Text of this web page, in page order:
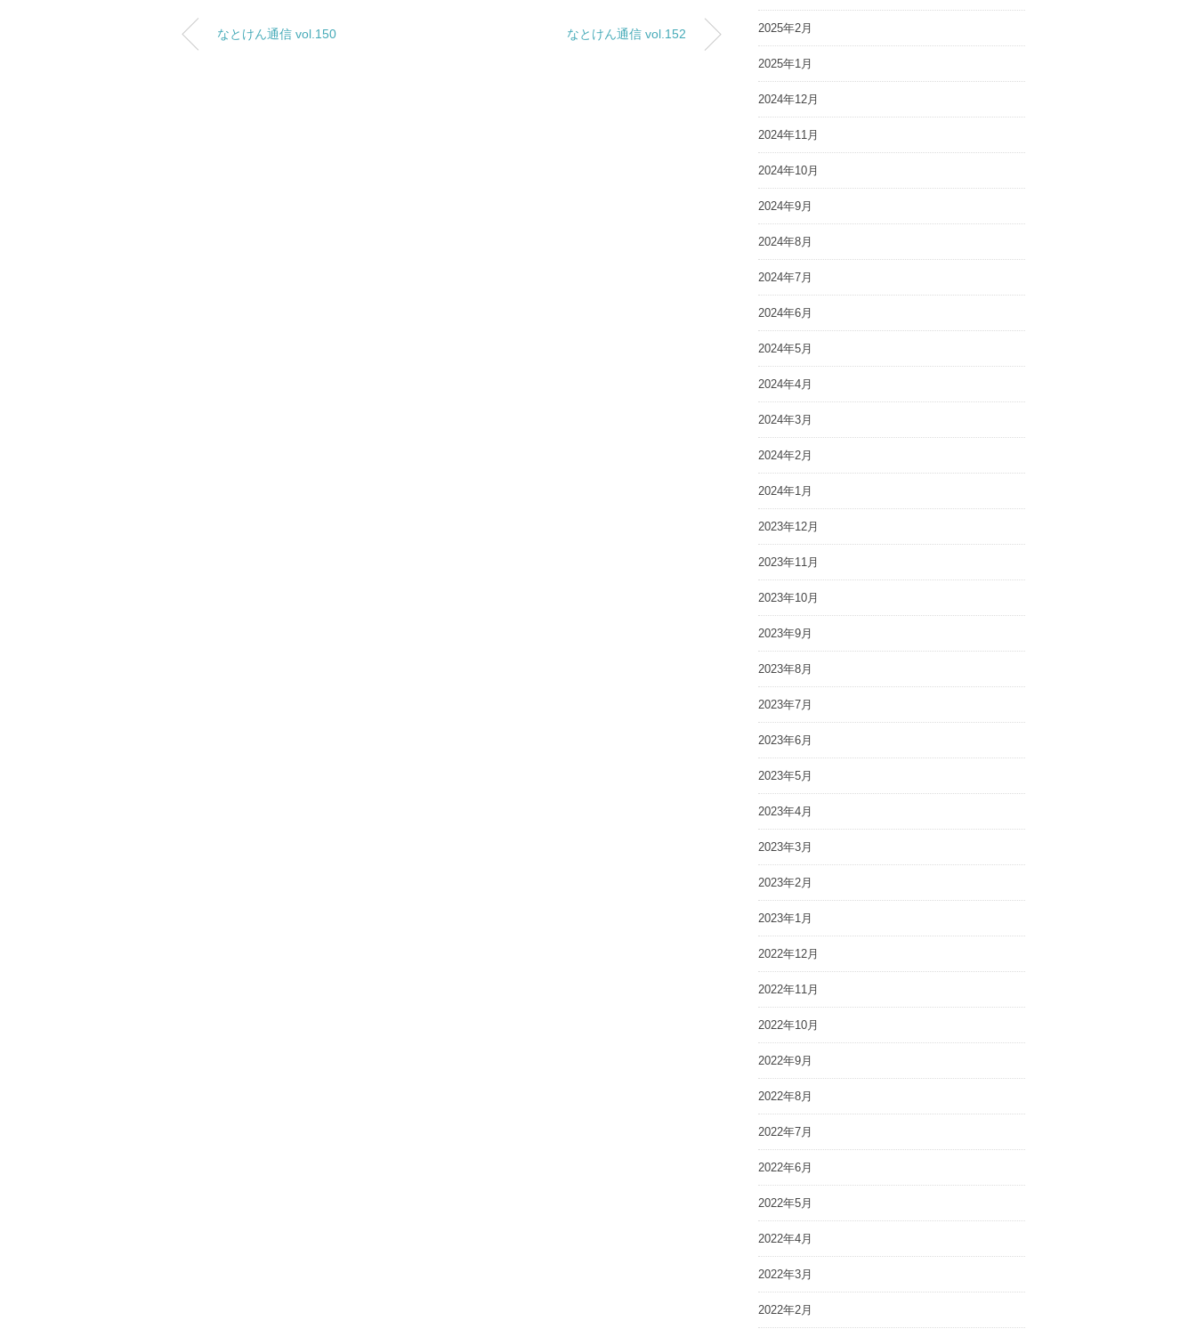
なとけん通信 vol.150 なとけん通信 vol.152 2025年2月
2025年1月
2024年12月
2024年11月
2024年10月
2024年9月
2024年8月
2024年7月
2024年6月
2024年5月
2024年4月
2024年3月
2024年2月
2024年1月
2023年12月
2023年11月
2023年10月
2023年9月
2023年8月
2023年7月
2023年6月
2023年5月
2023年4月
2023年3月
2023年2月
2023年1月
2022年12月
2022年11月
2022年10月
2022年9月
2022年8月
2022年7月
2022年6月
2022年5月
2022年4月
2022年3月
2022年2月